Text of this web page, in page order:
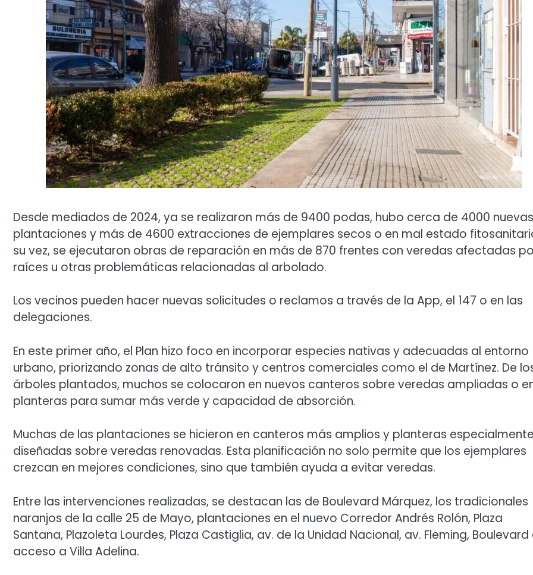
Desde mediados de 2024, ya se realizaron más de 9400 podas, hubo cerca de 4000 nuevas
plantaciones y más de 4600 extracciones de ejemplares secos o en mal estado
su vez, se ejecutaron obras de reparación en más de 870 frentes con veredas afectadas
raíces u otras problemáticas relacionadas al arbolado.
Los vecinos pueden hacer nuevas solicitudes o reclamos a través de la App, el 147 o en las
delegaciones.
En este primer año, el Plan hizo foco en incorporar especies nativas y adecuadas al entorno
urbano, priorizando zonas de alto tránsito y centros comerciales como el de Martínez. De
árboles plantados, muchos se colocaron en nuevos canteros sobre veredas ampliadas o
planteras para sumar más verde y capacidad de absorción.
Muchas de las plantaciones se hicieron en canteros más amplios y planteras
diseñadas sobre veredas renovadas. Esta planificación no solo permite que los ejemplares
crezcan en mejores condiciones, sino que también ayuda a evitar veredas.
Entre las intervenciones realizadas, se destacan las de Boulevard Márquez, los tradicionales
naranjos de la calle 25 de Mayo, plantaciones en el nuevo Corredor Andrés Rolón, Plaza
Santana, Plazoleta Lourdes, Plaza Castiglia, av. de la Unidad Nacional, av. Fleming, Boulevard
acceso a Villa Adelina.